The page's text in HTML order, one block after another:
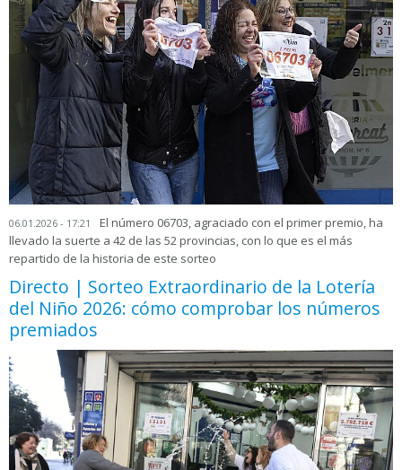
06.01.2026 - 17:21
El número 06703, agraciado con el primer premio, ha
llevado la suerte a 42 de las 52 provincias, con lo que es el más
repartido de la historia de este sorteo
Directo | Sorteo Extraordinario de la Lotería
del Niño 2026: cómo comprobar los números
premiados